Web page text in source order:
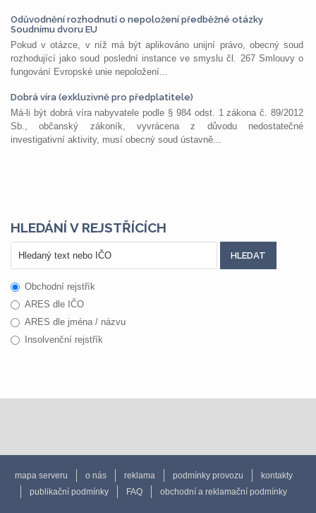
Odůvodnění rozhodnutí o nepoložení předběžné otázky
Soudnímu dvoru EU
Pokud v otázce, v níž má být aplikováno unijní právo, obecný soud
rozhodující jako soud poslední instance ve smyslu čl. 267 Smlouvy o
fungování Evropské unie nepoložení...
Dobrá víra (exkluzivně pro předplatitele)
Má-li být dobrá víra nabyvatele podle § 984 odst. 1 zákona č. 89/2012
Sb., občanský zákoník, vyvrácena z důvodu nedostatečné
investigativní aktivity, musí obecný soud ústavně...
HLEDÁNÍ V REJSTŘÍCÍCH
Obchodní rejstřík
ARES dle IČO
ARES dle jména / názvu
Insolvenční rejstřík
mapa serveru o nás reklama podmínky provozu
kontakty
publikační podmínky
FAQ obchodní a reklamační podmínky